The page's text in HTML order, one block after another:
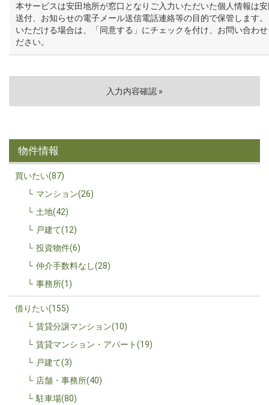
本サービスは安田地所が窓口となりご入力いただいた個人情報は
送付、お知らせの電子メール送信電話連絡等の目的で保管します
いただける場合は、「同意する」にチェックを付け、お問い合わ
ださい。
物件情報
買いたい(87)
マンション(26)
土地(42)
戸建て(12)
投資物件(6)
仲介手数料なし(28)
事務所(1)
借りたい(155)
賃貸分譲マンション(10)
賃貸マンション・アパート(19)
戸建て(3)
店舗・事務所(40)
駐車場(80)